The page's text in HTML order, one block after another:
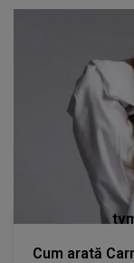
Cum arată